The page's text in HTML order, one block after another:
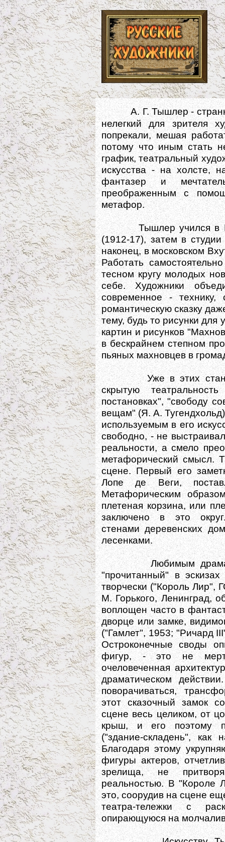
А. Г. Тышлер -
нелегкий для зрителя
попрекали, мешая
потому что иным стать
график, театральный
искусства - на холсте,
фантазер и
преображенным с
метафор.
Тышлер учился в
(1912-17), затем в
наконец, в московском
Работать
тесном кругу молодых
себе. Художники
современное -
романтическую сказку
тему, будь то рисунки для
картин и рисунков
в бескрайнем степном
пьяных махновцев в
Уже в этих
скрытую
постановках", "свободу
вещам" (Я. А.
используемым в его
свободно, - не
реальности, а смело
метафорический смысл.
сцене. Первый его
Лопе де Веги,
Метафорическим
плетеная корзина, или
заключено в это
стенами деревенских
лесенками.
Любимым
"прочитанный" в
творчески ("Король Лир",
М. Горького, Ленинград,
воплощен часто в
дворце или замке,
("Гамлет", 1953; "Ричард
Остроконечные своды
фигур, - это не
очеловеченная
драматическом
поворачиваться,
этот сказочный замок
сцене весь целиком, от
крыш, и его поэтому
("здание-складень", как
Благодаря этому
фигуры актеров,
зрелища, не
реальностью. В "Короле
это, соорудив на сцене
театра-тележки с
опирающуюся на